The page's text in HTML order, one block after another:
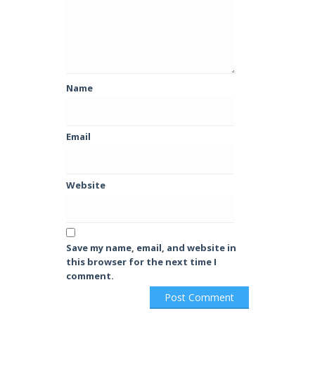
Name
Email
Website
Save my name, email, and website in
this browser for the next time I
comment.